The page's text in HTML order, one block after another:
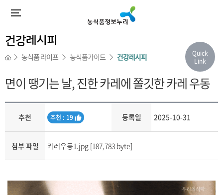
건강레시피
농식품 라이프 농식품가이드 건강레시피
면이 땡기는 날, 진한 카레에 쫄깃한 카레 우동
추천
추
추천 : 19 등록일 2025-10-31
첨부 파일 카레우동1.jpg [187,783 byte]
Quick
Link